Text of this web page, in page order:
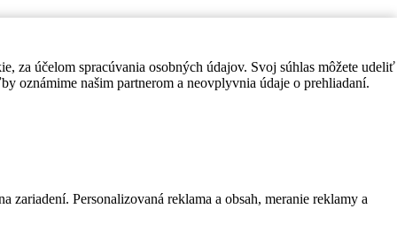
za účelom spracúvania osobných údajov. Svoj súhlas môžete udeliť
oznámime našim partnerom a neovplyvnia údaje o prehliadaní.
Personalizovaná reklama a obsah, meranie reklamy a